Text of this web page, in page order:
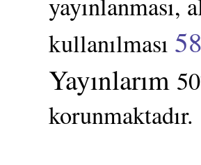
yayınlanması,
kullanılması
Yayınlarım
korunmaktadır.